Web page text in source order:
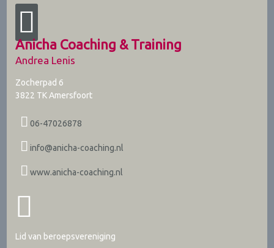
Anicha Coaching & Training
Andrea Lenis
Zocherpad 6
3822 TKAmersfoort
06-47026878
info@anicha-coaching.nl
www.anicha-coaching.nl
Lid van beroepsvereniging